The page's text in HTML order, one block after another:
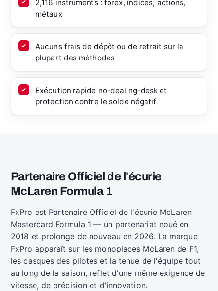
2,116 instruments : forex, indices, actions,
métaux
Aucuns frais de dépôt ou de retrait sur la
plupart des méthodes
Exécution rapide no-dealing-desk et
protection contre le solde négatif
Partenaire Officiel de l'écurie
McLaren Formula 1
FxPro est Partenaire Officiel de l'écurie McLaren
Mastercard Formula 1 — un partenariat noué en
2018 et prolongé de nouveau en 2026. La marque
FxPro apparaît sur les monoplaces McLaren de F1,
les casques des pilotes et la tenue de l'équipe tout
au long de la saison, reflet d'une même exigence de
vitesse, de précision et d'innovation.